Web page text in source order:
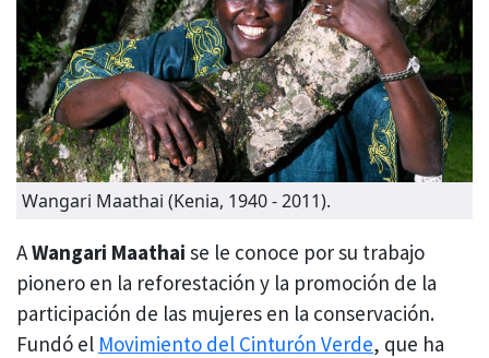
Wangari Maathai (Kenia, 1940 - 2011).
AWangari Maathai se le conoce por su trabajo
pionero en la reforestación y la promoción de la
participación de las mujeres en la conservación.
Fundó el Movimiento del Cinturón Verde, que ha